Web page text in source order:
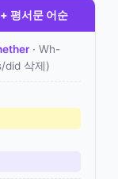
평서문 어순
· Wh-
삭제)